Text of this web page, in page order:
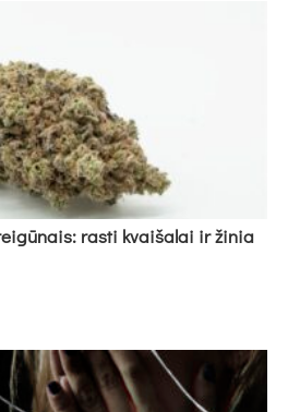
ras­ti kvai­ša­lai ir ži­nia